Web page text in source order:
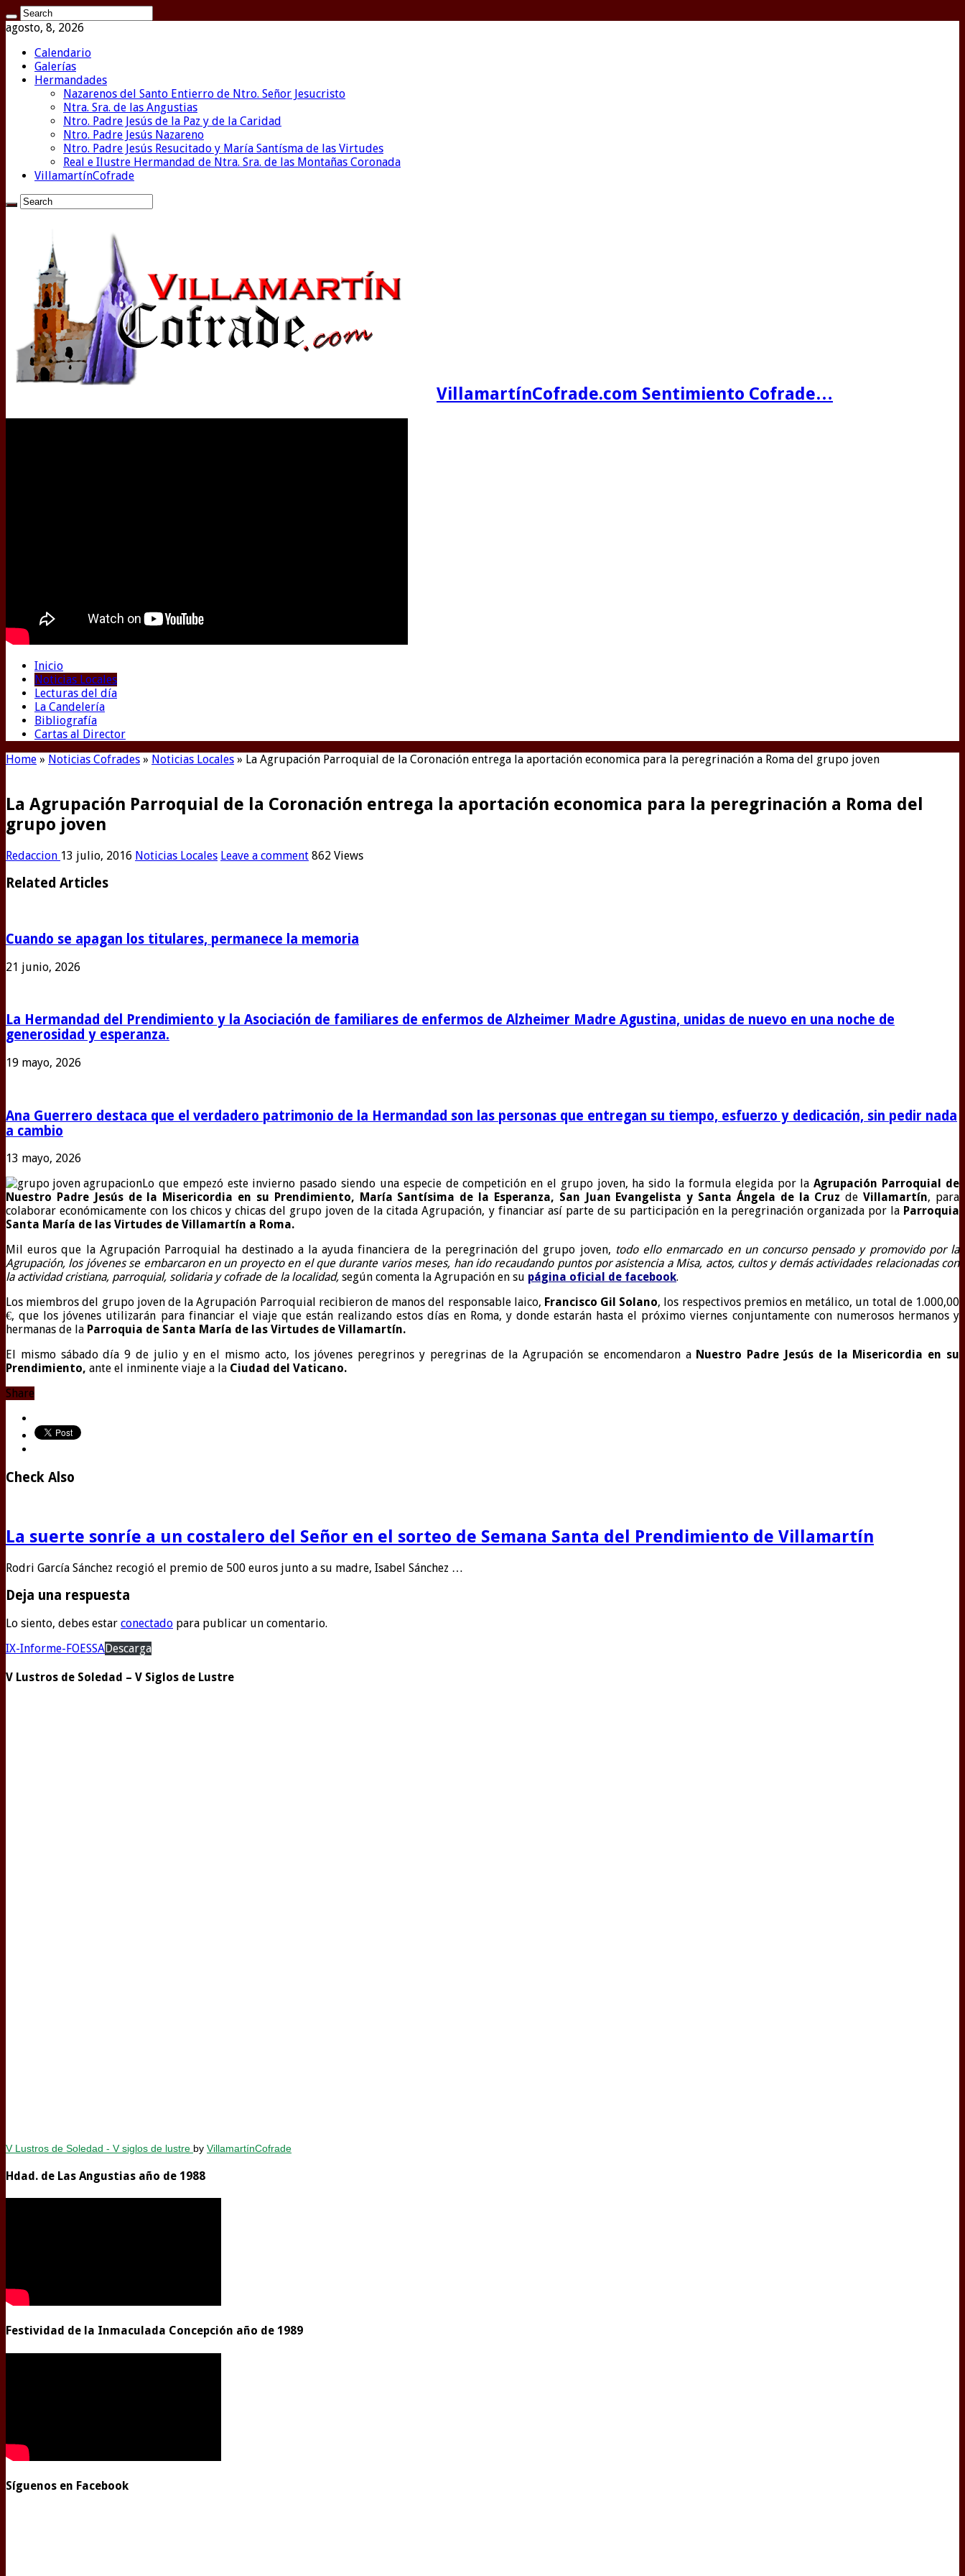
agosto, 8, 2026
Calendario
Galerías
Hermandades
Nazarenos del Santo Entierro de Ntro. Señor Jesucristo
Ntra. Sra. de las Angustias
Ntro. Padre Jesús de la Paz y de la Caridad
Ntro. Padre Jesús Nazareno
Ntro. Padre Jesús Resucitado y María Santísma de las Virtudes
Real e Ilustre Hermandad de Ntra. Sra. de las Montañas Coronada
VillamartínCofrade
VillamartínCofrade.com Sentimiento Cofrade…
Inicio
Noticias Locales
Lecturas del día
La Candelería
Bibliografía
Cartas al Director
Home » Noticias Cofrades » Noticias Locales » La Agrupación Parroquial de la Coronación entrega la aportación economica para la peregrinación a Roma del grupo joven
La Agrupación Parroquial de la Coronación entrega la aportación economica para la peregrinación a Roma del
grupo joven
Redaccion 13 julio, 2016 Noticias Locales Leave a comment 862 Views
Related Articles
Cuando se apagan los titulares, permanece la memoria
21 junio, 2026
La Hermandad del Prendimiento y la Asociación de familiares de enfermos de Alzheimer Madre Agustina, unidas de nuevo en una noche de
generosidad y esperanza.
19 mayo, 2026
Ana Guerrero destaca que el verdadero patrimonio de la Hermandad son las personas que entregan su tiempo, esfuerzo y dedicación, sin pedir nada
a cambio
13 mayo, 2026
Lo que empezó este invierno pasado siendo una especie de competición en el grupo joven, ha sido la formula elegida por laAgrupación Parroquial de
Nuestro Padre Jesús de la Misericordia en su Prendimiento, María Santísima de la Esperanza, San Juan Evangelista y Santa Ángela de la CruzdeVillamartín, para
colaborar económicamente con los chicos y chicas del grupo joven de la citada Agrupación, y financiar así parte de su participación en la peregrinación organizada por la Parroquia
Santa María de las Virtudes de Villamartín a Roma.
Mil euros que la Agrupación Parroquial ha destinado a la ayuda financiera de la peregrinación del grupo joven, todo ello enmarcado en un concurso pensado y promovido por la
Agrupación, los jóvenes se embarcaron en un proyecto en el que durante varios meses, hanido recaudando puntos por asistencia a Misa, actos, cultos y demás actividades relacionadas con
la actividad cristiana, parroquial, solidaria y cofrade de la localidad, según comenta la Agrupación en su página oficial de facebook.
Los miembros del grupo joven de la Agrupación Parroquial recibieron de manos del responsable laico, Francisco Gil Solano, los respectivos premios en metálico, un total de 1.000,00
€, que los jóvenes utilizarán para financiar el viaje que están realizando estos días en Roma, y donde estarán hasta el próximo viernes conjuntamente con numerosos hermanos y
hermanas de la Parroquia de Santa María de las Virtudes de Villamartín.
El mismo sábado día 9 de julio y en el mismo acto, los jóvenes peregrinos y peregrinas de la Agrupación se encomendaron a Nuestro Padre Jesús de la Misericordia en su
Prendimiento, ante el inminente viaje a la Ciudad del Vaticano.
Share
Check Also
La suerte sonríe a un costalero del Señor en el sorteo de Semana Santa del Prendimiento de Villamartín
Rodri García Sánchez recogió el premio de 500 euros junto a su madre, Isabel Sánchez …
Deja una respuesta
Lo siento, debes estar conectado para publicar un comentario.
IX-Informe-FOESSADescarga
V Lustros de Soledad – V Siglos de Lustre
V Lustros de Soledad - V siglos de lustre by VillamartínCofrade
Hdad. de Las Angustias año de 1988
Festividad de la Inmaculada Concepción año de 1989
Síguenos en Facebook